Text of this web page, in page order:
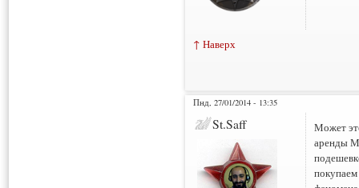
↑ Наверх
Пнд, 27/01/2014 - 13:35
St.Saff
Может
аренды
покупаем